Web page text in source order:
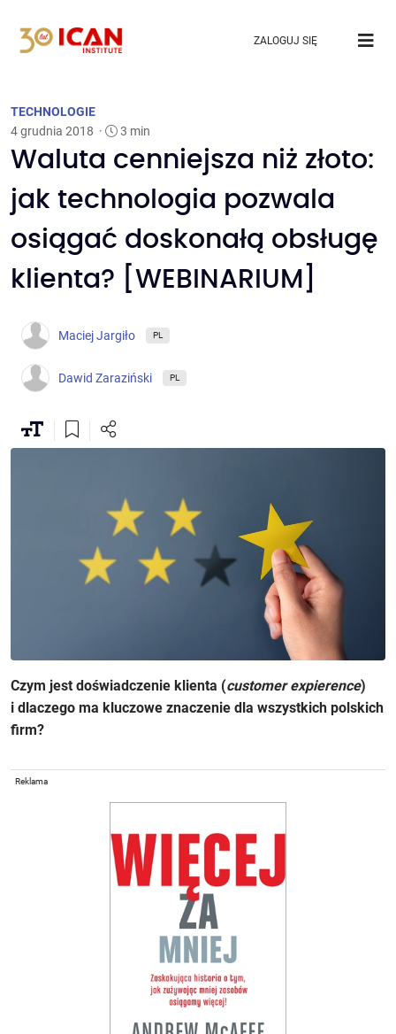
ZALOGUJ SIĘ
TECHNOLOGIE
4 grudnia 2018 · 3 min
Waluta cenniejsza niż złoto:
jak technologia pozwala
osiągać doskonałą obsługę
klienta? [WEBINARIUM]
Maciej Jargiło PL
Dawid Zaraziński PL
Czym jest doświadczenie klienta (customer expierence)
i dlaczego ma kluczowe znaczenie dla wszystkich polskich
firm?
Reklama